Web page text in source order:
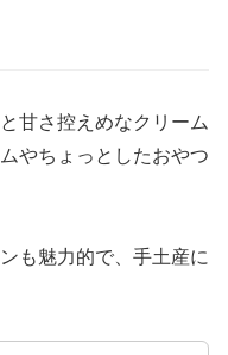
甘さ控えめなクリーム
やちょっとしたおやつ
も魅力的で、手土産に